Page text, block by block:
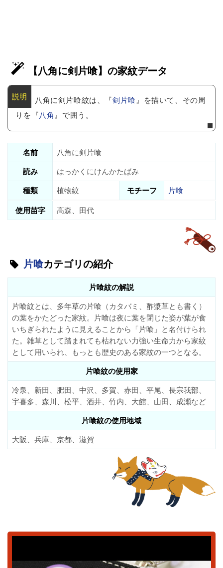
【八角に剣片喰】の家紋データ
八角に剣片喰紋は、『剣片喰』を描いて、その周
りを『八角』で囲う。
名前
八角に剣片喰
読み
はっかくにけんかたばみ
種類
植物紋 モチーフ
片喰
使用苗字
高森、田代
片喰カテゴリの紹介
片喰紋の解説
片喰紋とは、多年草の片喰（カタバミ、酢漿草とも書く）
の葉をかたどった家紋。片喰は夜に葉を閉じた姿が葉が食
いちぎられたように見えることから「片喰」と名付けられ
た。雑草として踏まれても枯れない力強い生命力から家紋
として用いられ、もっとも歴史のある家紋の一つとなる。
片喰紋の使用家
冷泉、新田、肥田、中沢、多賀、赤田、平尾、長宗我部、
宇喜多、森川、松平、酒井、竹内、大館、山田、成瀬など
片喰紋の使用地域
大阪、兵庫、京都、滋賀